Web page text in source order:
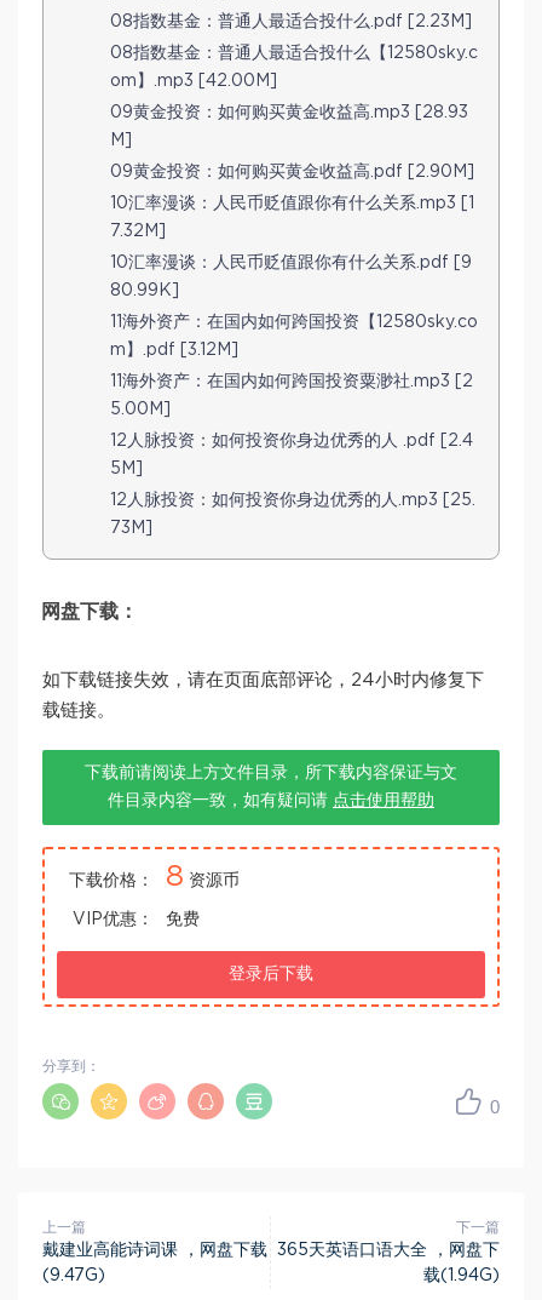
08指数基金：普通人最适合投什么.pdf [2.23M]
08指数基金：普通人最适合投什么【12580sky.c
om】.mp3 [42.00M]
09黄金投资：如何购买黄金收益高.mp3 [28.93
M]
09黄金投资：如何购买黄金收益高.pdf [2.90M]
10汇率漫谈：人民币贬值跟你有什么关系.mp3 [1
7.32M]
10汇率漫谈：人民币贬值跟你有什么关系.pdf [9
80.99K]
11海外资产：在国内如何跨国投资【12580sky.co
m】.pdf [3.12M]
11海外资产：在国内如何跨国投资粟渺社.mp3 [2
5.00M]
12人脉投资：如何投资你身边优秀的人 .pdf [2.4
5M]
12人脉投资：如何投资你身边优秀的人.mp3 [25.
73M]
网盘下载：
如下载链接失效，请在页面底部评论，24小时内修复下
载链接。
下载前请阅读上方文件目录，所下载内容保证与文
件目录内容一致，如有疑问请 点击使用帮助
下载价格： 8 资源币
VIP优惠： 免费
登录后下载
0
分享到：
上一篇
戴建业高能诗词课 ，网盘下载
(9.47G)
下一篇
365天英语口语大全 ，网盘下
载(1.94G)